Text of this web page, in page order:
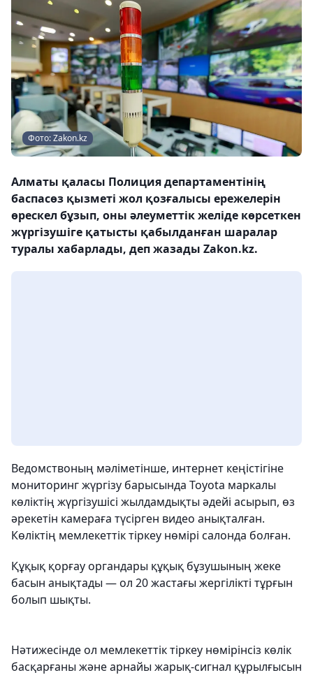
Фото: Zakon.kz
Алматы қаласы Полиция департаментінің
баспасөз қызметі жол қозғалысы ережелерін
өрескел бұзып, оны әлеуметтік желіде көрсеткен
жүргізушіге қатысты қабылданған шаралар
туралы хабарлады, деп жазады Zakon.kz.
Ведомствоның мәліметінше, интернет кеңістігіне
мониторинг жүргізу барысында Toyota маркалы
көліктің жүргізушісі жылдамдықты әдейі асырып, өз
әрекетін камераға түсірген видео анықталған.
Көліктің мемлекеттік тіркеу нөмірі салонда болған.
Құқық қорғау органдары құқық бұзушының жеке
басын анықтады — ол 20 жастағы жергілікті тұрғын
болып шықты.
Нәтижесінде ол мемлекеттік тіркеу нөмірінсіз көлік
басқарғаны және арнайы жарық-сигнал құрылғысын